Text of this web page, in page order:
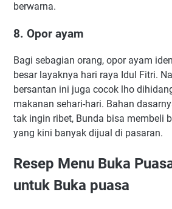
berwarna.
8. Opor ayam
Bagi sebagian orang, opor ayam
besar layaknya hari raya Idul Fitri.
bersantan ini juga cocok lho
makanan sehari-hari. Bahan
tak ingin ribet, Bunda bisa membeli
yang kini banyak dijual di pasaran.
Resep Menu Buka
untuk Buka puasa